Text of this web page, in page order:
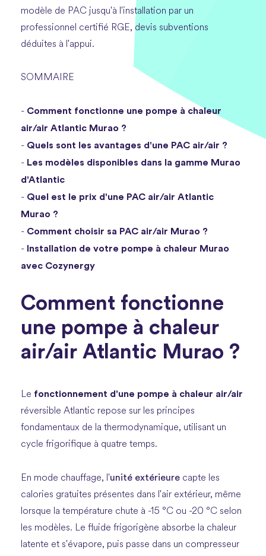
modèle de PAC jusqu'à l'installation par un
professionnel certifié RGE, devis subventions
déduites à l'appui.
SOMMAIRE
- Comment fonctionne une pompe à chaleur
air/air Atlantic Murao ?
- Quels sont les avantages d'une PAC air/air ?
- Les modèles disponibles dans la gamme Murao
d'Atlantic
- Quel est le prix d'une PAC air/air Atlantic
Murao ?
- Comment choisir sa PAC air/air Murao ?
- Installation de votre pompe à chaleur Murao
avec Cozynergy
Comment fonctionne
une pompe à chaleur
air/air Atlantic Murao ?
Le fonctionnement d'une pompe à chaleur air/air
réversible Atlantic repose sur les principes
fondamentaux de la thermodynamique, utilisant un
cycle frigorifique à quatre temps.
En mode chauffage, l'unité extérieure capte les
calories gratuites présentes dans l'air extérieur, même
lorsque la température chute à -15 °C ou -20 °C selon
les modèles. Le fluide frigorigène absorbe la chaleur
latente et s'évapore, puis passe dans un compresseur